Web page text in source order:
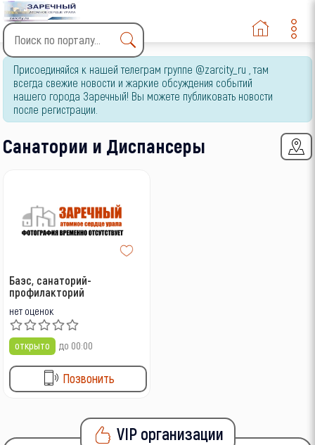
Type 2 or more characters
for results.
Присоединяйся к нашей телеграм группе @zarcity_ru , там
всегда свежие новости и жаркие обсуждения событий
нашего города Заречный! Вы можете публиковать новости
после регистрации.
Санатории и Диспансеры
Баэс, санаторий-
профилакторий
нет оценок
открыто до 00:00
Позвонить
VIP организации